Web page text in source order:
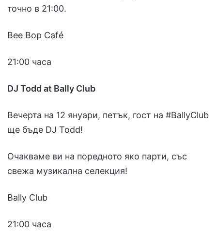
точно в 21:00.
Bee Bop Café
21:00 часа
DJ Todd at Bally Club
Вечерта на 12 януари, петък, гост на #BallyClub
ще бъде DJ Todd!
Очакваме ви на поредното яко парти, със
свежа музикална селекция!
Bally Club
21:00 часа